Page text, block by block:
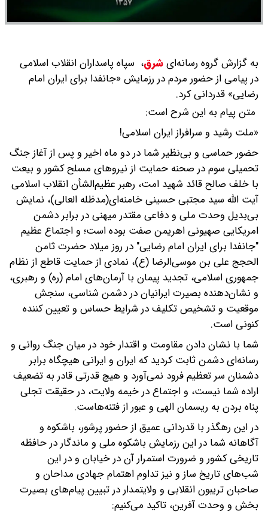
به گزارش گروه رسانه‌ایشرق، سپاه پاسداران انقلاب اسلامی
در پیامی از حضور مردم در رزمایش «جانفدا برای ایران امام
رضایی» قدردانی کرد.
متن پیام به این شرح است:
«ملت رشید و سرافراز ایران اسلامی!
حضور حماسی و بی‌نظیر شما در دو ماه اخیر و پس از آغاز جنگ
تحمیلی سوم در صحنه حمایت از نیروهای مسلح کشور و بیعت
با خلف صالح قائد شهید امت، رهبر عظیم‌الشأن انقلاب اسلامی
آیت الله سید مجتبی حسینی خامنه‌ای(مدظله العالی)، نمایش
بی‌بدیل وحدت ملی و دفاعی مقتدر میهنی در برابر دشمن
امریکایی صهیونی اهریمن صفت بوده است؛ و اجتماع عظیم
"جانفدا برای ایران امام رضایی" در روز میلاد حضرت ثامن
الحجج علی بن موسی‌الرضا (ع)، نمادی از حمایت قاطع از نظام
جمهوری اسلامی، تجدید پیمان با آرمان‌های امام (ره) و رهبری،
و نشان‌دهنده بصیرت ایرانیان در دشمن شناسی، سنجش
موقعیت و تشخیص تکلیف در شرایط حساس و تعیین کننده
کنونی است.
شما با نشان دادن مقاومت و اقتدار خود در میان جنگ روانی و
رسانه‌ای دشمن ثابت کردید که ایران و ایرانی هیچگاه برابر
دشمنان سر تعظیم فرود نمی‌آورد و هیچ قدرتی قادر به تضعیف
اراده شما نیست، و اجتماع در خیمه ولایت، در حقیقت تجلی
پناه بردن به ریسمان الهی و عبور از فتنه‌هاست.
در این رهگذر با قدردانی عمیق از حضور پرشور، باشکوه و
آگاهانه شما در این رزمایش باشکوه ملی و ماندگار در حافظه
تاریخی کشور و ضرورت استمرار آن در خیابان و در این
شب‌های تاریخ ساز و نیز تداوم اهتمام جهادی مداحان و
صاحبان تریبون انقلابی و ولایتمدار در تبیین پیام‌های بصیرت
بخش و وحدت آفرین، تاکید می‌کنیم: